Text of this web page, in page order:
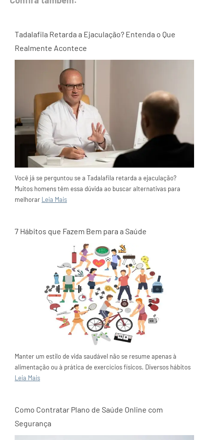
Tadalafila Retarda a Ejaculação? Entenda o Que
Realmente Acontece
Você já se perguntou se a Tadalafila retarda a ejaculação?
Muitos homens têm essa dúvida ao buscar alternativas para
melhorar Leia Mais
7 Hábitos que Fazem Bem para a Saúde
Manter um estilo de vida saudável não se resume apenas à
alimentação ou à prática de exercícios físicos. Diversos hábitos
Leia Mais
Como Contratar Plano de Saúde Online com
Segurança